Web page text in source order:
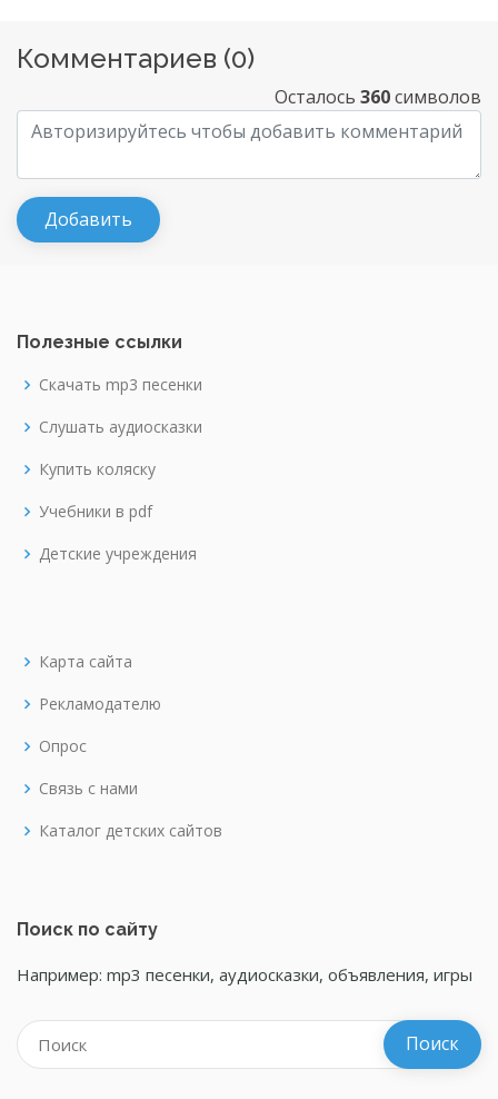
Комментариев (0)
Осталось 360символов
Полезные ссылки
Скачать mp3 песенки
Слушать аудиосказки
Купить коляску
Учебники в pdf
Детские учреждения
Карта сайта
Рекламодателю
Опрос
Связь с нами
Каталог детских сайтов
Поиск по сайту
Например: mp3 песенки, аудиосказки, объявления, игры